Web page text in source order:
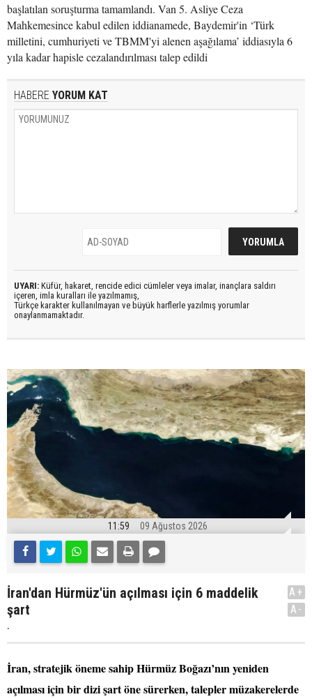
başlatılan soruşturma tamamlandı. Van 5. Asliye Ceza
Mahkemesince kabul edilen iddianamede, Baydemir'in ‘Türk
milletini, cumhuriyeti ve TBMM'yi alenen aşağılama’ iddiasıyla 6
yıla kadar hapisle cezalandırılması talep edildi
HABERE YORUM KAT
UYARI: Küfür, hakaret, rencide edici cümleler veya imalar, inançlara saldırı
içeren, imla kuralları ile yazılmamış,
Türkçe karakter kullanılmayan ve büyük harflerle yazılmış yorumlar
onaylanmamaktadır.
11:59 09 Ağustos 2026
İran'dan Hürmüz'ün açılması için 6 maddelik
şart
.
A+
A-
İran, stratejik öneme sahip Hürmüz Boğazı’nın yeniden
açılması için bir dizi şart öne sürerken, talepler müzakerelerde